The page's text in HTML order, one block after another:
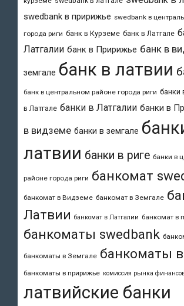
swedbank в пририжье swedbank в
города риги банк в Курземе банк в Латгале
Латгалии банк в Пририжье банк в
земгале банк в латвии
банк в центральном районе города риги банки
в Латгале банки в Латгалии банки в
в видземе банки в земгале
латвии банки в риге банки в
районе города риги банкомат
банкомат в Видземе банкомат в Земгале
Латвии банкомат в Латгалии банкомат в
банкоматы swedbank
банкоматы в Земгале банкоматы
банкоматы в пририжье комиссия рынка
латвийские банки